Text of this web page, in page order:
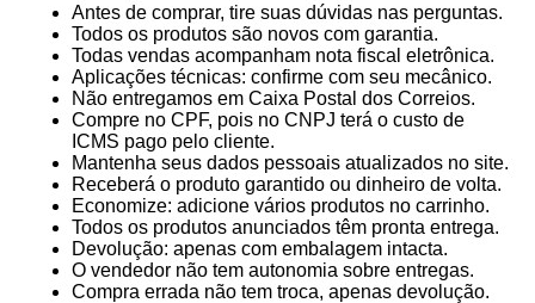
Antes de comprar, tire suas dúvidas nas perguntas.
Todos os produtos são novos com garantia.
Todas vendas acompanham nota fiscal eletrônica.
Aplicações técnicas: confirme com seu mecânico.
Não entregamos em Caixa Postal dos Correios.
Compre no CPF, pois no CNPJ terá o custo de
ICMS pago pelo cliente.
Mantenha seus dados pessoais atualizados no site.
Receberá o produto garantido ou dinheiro de volta.
Economize: adicione vários produtos no carrinho.
Todos os produtos anunciados têm pronta entrega.
Devolução: apenas com embalagem intacta.
O vendedor não tem autonomia sobre entregas.
Compra errada não tem troca, apenas devolução.